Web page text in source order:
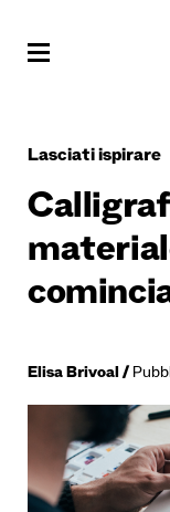
Lasciati ispirare
Elisa Brivoal